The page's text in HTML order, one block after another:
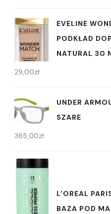
EVELINE
PODKŁAD
NATURAL 30
29,00zł
UNDER
SZARE
385,00zł
L'OREAL
BAZA POD